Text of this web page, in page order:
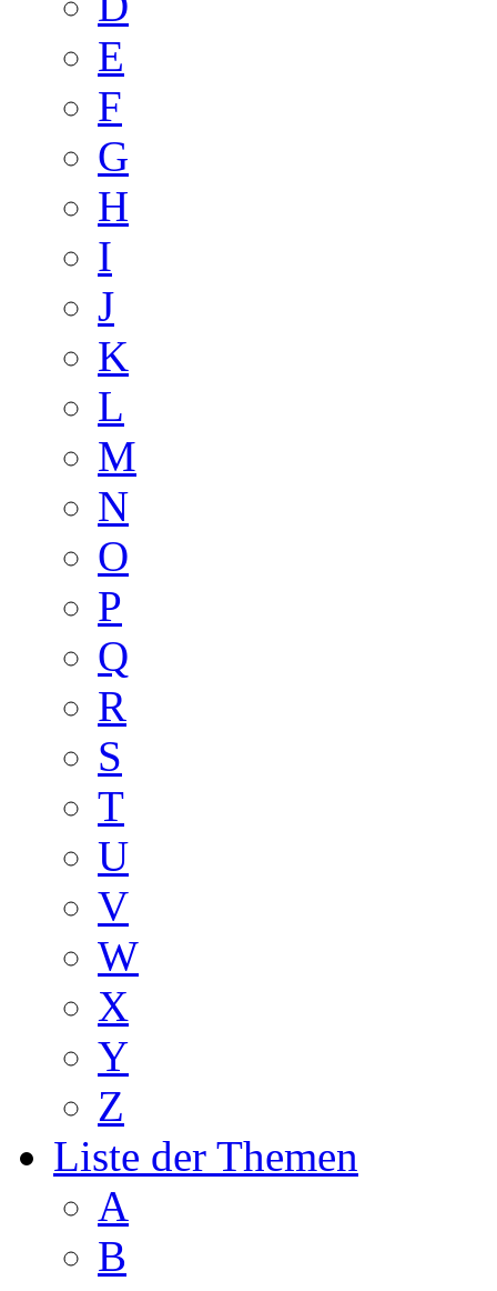
E
F
G
H
I
J
K
L
M
N
O
P
Q
R
S
T
U
V
W
X
Y
Z
Liste der Themen
A
B